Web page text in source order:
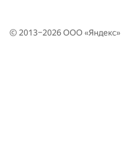
© 2013–2026 ООО «Яндекс»